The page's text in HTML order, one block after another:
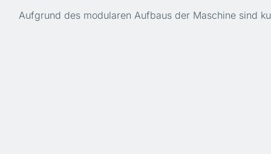
Aufgrund des modularen Aufbaus der Maschine sind